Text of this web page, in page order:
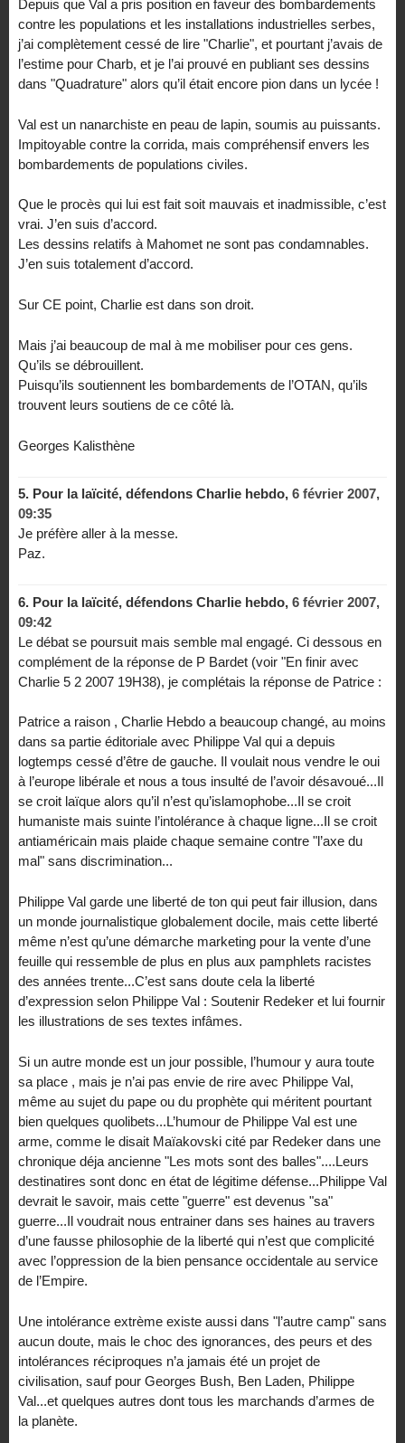
Depuis que Val a pris position en faveur des bombardements
contre les populations et les installations industrielles serbes,
j’ai complètement cessé de lire "Charlie", et pourtant j’avais de
l’estime pour Charb, et je l’ai prouvé en publiant ses dessins
dans "Quadrature" alors qu’il était encore pion dans un lycée !
Val est un nanarchiste en peau de lapin, soumis au puissants.
Impitoyable contre la corrida, mais compréhensif envers les
bombardements de populations civiles.
Que le procès qui lui est fait soit mauvais et inadmissible, c’est
vrai. J’en suis d’accord.
Les dessins relatifs à Mahomet ne sont pas condamnables.
J’en suis totalement d’accord.
Sur CE point, Charlie est dans son droit.
Mais j’ai beaucoup de mal à me mobiliser pour ces gens.
Qu’ils se débrouillent.
Puisqu’ils soutiennent les bombardements de l’OTAN, qu’ils
trouvent leurs soutiens de ce côté là.
Georges Kalisthène
5. Pour la laïcité, défendons Charlie hebdo, 6 février 2007,
09:35
Je préfère aller à la messe.
Paz.
6. Pour la laïcité, défendons Charlie hebdo, 6 février 2007,
09:42
Le débat se poursuit mais semble mal engagé. Ci dessous en
complément de la réponse de P Bardet (voir "En finir avec
Charlie 5 2 2007 19H38), je complétais la réponse de Patrice :
Patrice a raison , Charlie Hebdo a beaucoup changé, au moins
dans sa partie éditoriale avec Philippe Val qui a depuis
logtemps cessé d’être de gauche. Il voulait nous vendre le oui
à l’europe libérale et nous a tous insulté de l’avoir désavoué...Il
se croit laïque alors qu’il n’est qu’islamophobe...Il se croit
humaniste mais suinte l’intolérance à chaque ligne...Il se croit
antiaméricain mais plaide chaque semaine contre "l’axe du
mal" sans discrimination...
Philippe Val garde une liberté de ton qui peut fair illusion, dans
un monde journalistique globalement docile, mais cette liberté
même n’est qu’une démarche marketing pour la vente d’une
feuille qui ressemble de plus en plus aux pamphlets racistes
des années trente...C’est sans doute cela la liberté
d’expression selon Philippe Val : Soutenir Redeker et lui fournir
les illustrations de ses textes infâmes.
Si un autre monde est un jour possible, l’humour y aura toute
sa place , mais je n’ai pas envie de rire avec Philippe Val,
même au sujet du pape ou du prophète qui méritent pourtant
bien quelques quolibets...L’humour de Philippe Val est une
arme, comme le disait Maïakovski cité par Redeker dans une
chronique déja ancienne "Les mots sont des balles"....Leurs
destinatires sont donc en état de légitime défense...Philippe Val
devrait le savoir, mais cette "guerre" est devenus "sa"
guerre...Il voudrait nous entrainer dans ses haines au travers
d’une fausse philosophie de la liberté qui n’est que complicité
avec l’oppression de la bien pensance occidentale au service
de l’Empire.
Une intolérance extrème existe aussi dans "l’autre camp" sans
aucun doute, mais le choc des ignorances, des peurs et des
intolérances réciproques n’a jamais été un projet de
civilisation, sauf pour Georges Bush, Ben Laden, Philippe
Val...et quelques autres dont tous les marchands d’armes de
la planète.